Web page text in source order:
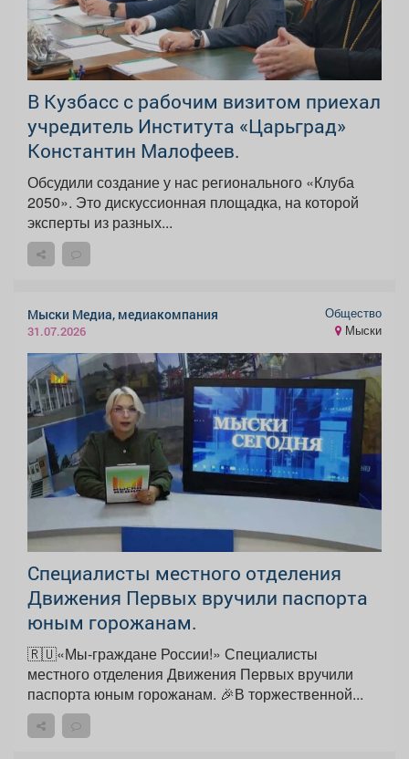
В Кузбасс с рабочим визитом приехал
учредитель Института «Царьград»
Константин Малофеев.
Обсудили создание у нас регионального «Клуба
2050». Это дискуссионная площадка, на которой
эксперты из разных...
Мыски Медиа, медиакомпания
31.07.2026
Общество
Мыски
Специалисты местного отделения
Движения Первых вручили паспорта
юным горожанам.
🇷🇺«Мы-граждане России!» Специалисты
местного отделения Движения Первых вручили
паспорта юным горожанам. 🎉В торжественной...